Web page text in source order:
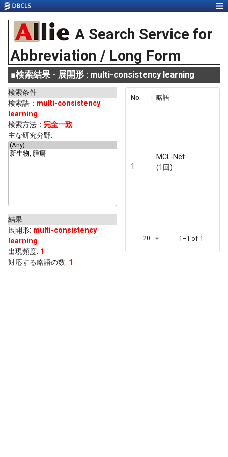
A Search Service for
Abbreviation / Long Form
■検索結果 - 展開形 : multi-consistency learning
検索条件
検索語： multi-consistency
learning
検索方法： 完全一致
主な研究分野:
結果
展開形: multi-consistency
learning
出現頻度: 1
対応する略語の数: 1
No. 略語
1
MCL-Net
(1回)
20 1–1 of 1